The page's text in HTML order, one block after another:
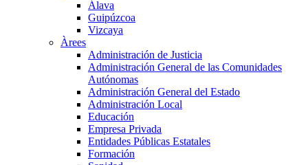
Álava
Guipúzcoa
Vizcaya
Àrees
Administración de Justicia
Administración General de las Comunidades
Autónomas
Administración General del Estado
Administración Local
Educación
Empresa Privada
Entidades Públicas Estatales
Formación